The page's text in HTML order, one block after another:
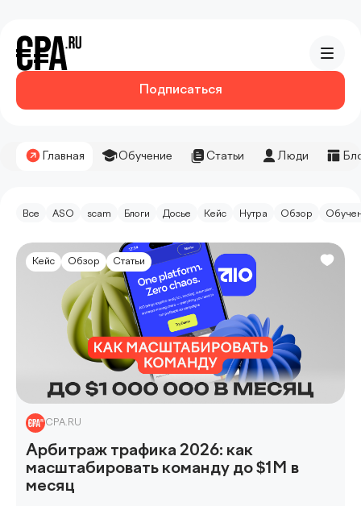
Подписаться
Главная Обучение Статьи Люди
Все ASO scam Блоги Досье Кейс Нутра Обзор
Кейс Обзор Статьи
CPA.RU
Арбитраж трафика 2026: как
масштабировать команду до $1M в
месяц